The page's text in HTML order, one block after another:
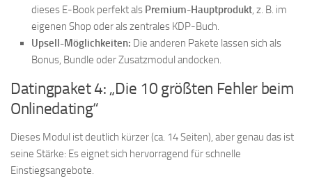
dieses E-Book perfekt als Premium-Hauptprodukt, z. B. im
eigenen Shop oder als zentrales KDP-Buch.
Upsell-Möglichkeiten: Die anderen Pakete lassen sich als
Bonus, Bundle oder Zusatzmodul andocken.
Datingpaket 4: „Die 10 größten Fehler beim
Onlinedating“
Dieses Modul ist deutlich kürzer (ca. 14 Seiten), aber genau das ist
seine Stärke: Es eignet sich hervorragend für schnelle
Einstiegsangebote.